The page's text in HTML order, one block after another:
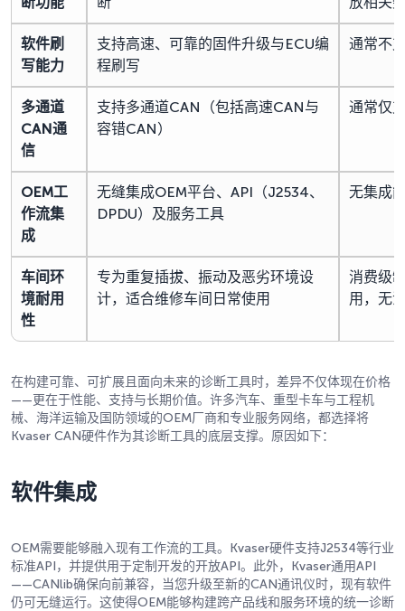
软件刷
写能力
支持高速、可靠的固件升级与ECU编
程刷写
通常不
多通道
CAN通
信
支持多通道CAN（包括高速CAN与
容错CAN）
通常仅
OEM工
作流集
成
无缝集成OEM平台、API（J2534、
DPDU）及服务工具
无集成
车间环
境耐用
性
专为重复插拔、振动及恶劣环境设
计，适合维修车间日常使用
消费级
用，无
在构建可靠、可扩展且面向未来的诊断工具时，差异不仅体现在价格
——更在于性能、支持与长期价值。许多汽车、重型卡车与工程机
械、海洋运输及国防领域的OEM厂商和专业服务网络，都选择将
Kvaser CAN硬件作为其诊断工具的底层支撑。原因如下：
软件集成
OEM需要能够融入现有工作流的工具。Kvaser硬件支持J2534等行业
标准API，并提供用于定制开发的开放API。此外，Kvaser通用API
——CANlib确保向前兼容，当您升级至新的CAN通讯仪时，现有软件
仍可无缝运行。这使得OEM能够构建跨产品线和服务环境的统一诊断